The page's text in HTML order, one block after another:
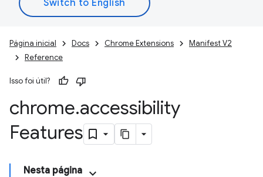
Página inicial Docs Chrome Extensions
Manifest V2
Reference
Isso foi útil?
chrome.accessibility
Features
Nesta página